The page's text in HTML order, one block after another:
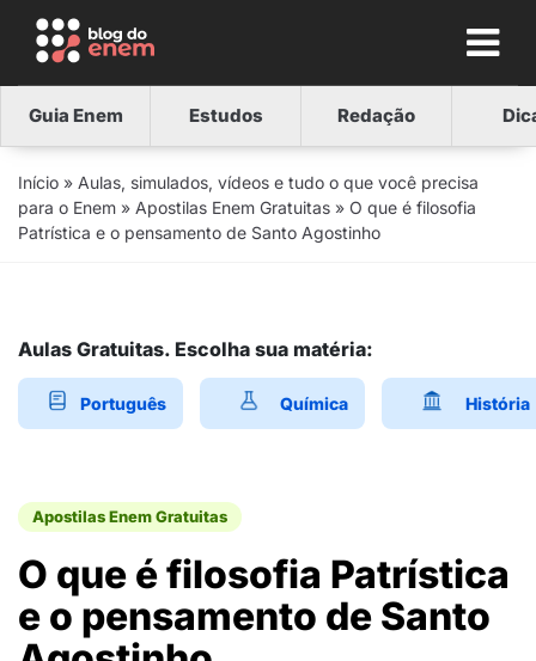
Guia Enem Estudos Redação
Início » Aulas, simulados, vídeos e tudo o que você precisa
para o Enem » Apostilas Enem Gratuitas » O que é filosofia
Patrística e o pensamento de Santo Agostinho
Aulas Gratuitas. Escolha sua matéria:
Português Química História
Apostilas Enem Gratuitas
O que é filosofia Patrística
e o pensamento de Santo